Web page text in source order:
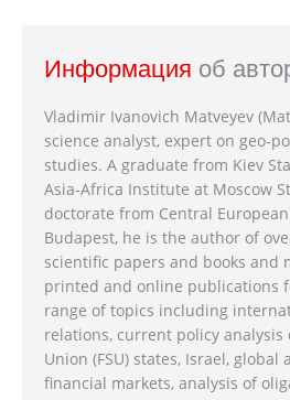
Информация об
Vladimir Ivanovich Matveyev
science analyst, expert on geo-
studies. A graduate from Kiev
Asia-Africa Institute at Moscow
doctorate from Central
Budapest, he is the author of
scientific papers and books and
printed and online publications
range of topics including
relations, current policy analysis
Union (FSU) states, Israel, global
financial markets, analysis of